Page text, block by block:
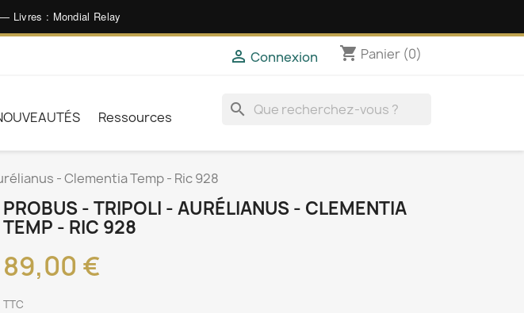
Livres : Mondial Relay
 Connexion shopping_cart Panier (0)
Ressources search
- Clementia Temp - Ric 928
PROBUS - TRIPOLI - AURÉLIANUS - CLEMENTIA
TEMP - RIC 928
89,00 €
TTC